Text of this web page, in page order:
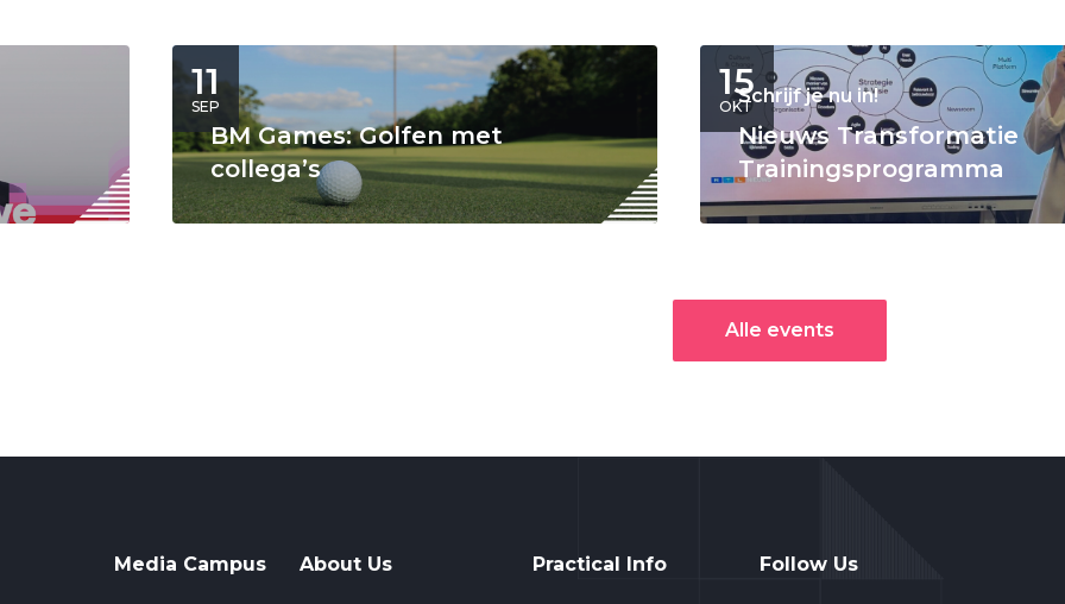
11
SEP
BM Games: Golfen met
collega’s
15
OKTSchrijf je nu in!
Nieuws Transformatie
Trainingsprogramma
Alle events
Media Campus About Us Practical Info Follow Us